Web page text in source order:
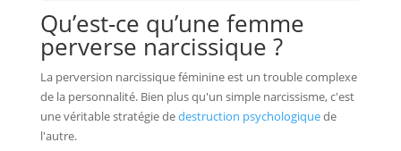
Qu’est-ce qu’une femme
perverse narcissique ?
La perversion narcissique féminine est un trouble complexe
de la personnalité. Bien plus qu'un simple narcissisme, c'est
une véritable stratégie dedestruction psychologiquede
l'autre.